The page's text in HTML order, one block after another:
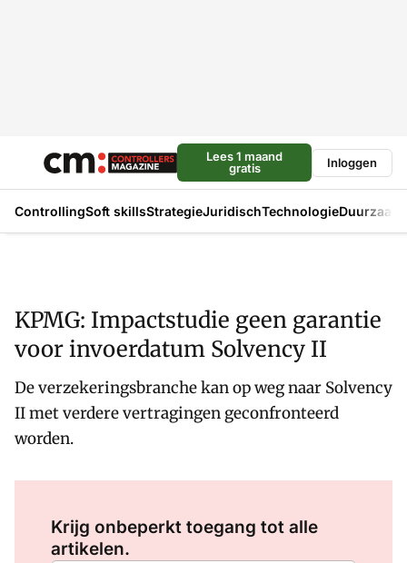
Lees 1 maand
gratis
Inloggen
ControllingSoft skillsStrategieJuridischTechnologie
KPMG: Impactstudie geen garantie
voor invoerdatum Solvency II
De verzekeringsbranche kan op weg naar Solvency
II met verdere vertragingen geconfronteerd
worden.
Krijg onbeperkt toegang tot alle
artikelen.